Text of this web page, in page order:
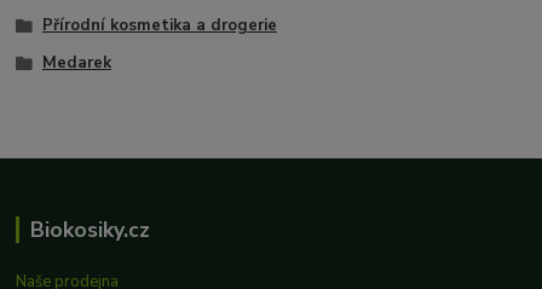
Přírodní kosmetika a drogerie
Medarek
Biokosiky.cz
Naše prodejna